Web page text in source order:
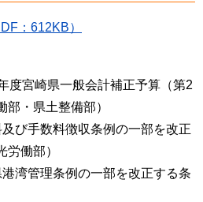
：612KB）
度宮崎県一般会計補正予算（第2
部・県土整備部）
び手数料徴収条例の一部を改正
労働部）
湾管理条例の一部を改正する条